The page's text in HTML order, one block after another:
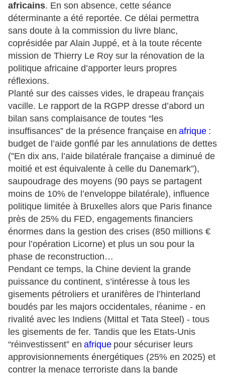
africains. En son absence, cette séance
déterminante a été reportée. Ce délai permettra
sans doute à la commission du livre blanc,
coprésidée par Alain Juppé, et à la toute récente
mission de Thierry Le Roy sur la rénovation de la
politique africaine d’apporter leurs propres
réflexions.
Planté sur des caisses vides, le drapeau français
vacille. Le rapport de la RGPP dresse d’abord un
bilan sans complaisance de toutes “les
insuffisances” de la présence française en afrique :
budget de l’aide gonflé par les annulations de dettes
(”En dix ans, l’aide bilatérale française a diminué de
moitié et est équivalente à celle du Danemark”),
saupoudrage des moyens (90 pays se partagent
moins de 10% de l’enveloppe bilatérale), influence
politique limitée à Bruxelles alors que Paris finance
près de 25% du FED, engagements financiers
énormes dans la gestion des crises (850 millions €
pour l’opération Licorne) et plus un sou pour la
phase de reconstruction…
Pendant ce temps, la Chine devient la grande
puissance du continent, s’intéresse à tous les
gisements pétroliers et uranifères de l’hinterland
boudés par les majors occidentales, réanime - en
rivalité avec les Indiens (Mittal et Tata Steel) - tous
les gisements de fer. Tandis que les Etats-Unis
“réinvestissent” en afrique pour sécuriser leurs
approvisionnements énergétiques (25% en 2025) et
contrer la menace terroriste dans la bande